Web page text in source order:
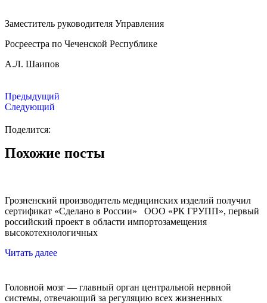
Заместитель руководителя Управления
Росреестра по Чеченской Республике
А.Л. Шаипов
Предыдущий
Следующий
Поделится:
Похожие посты
Грозненский производитель медицинских изделий получил
сертификат «Сделано в России» ООО «РК ГРУПП», первый
российский проект в области импортозамещения
высокотехнологичных
Читать далее
Головной мозг — главный орган центральной нервной
системы, отвечающий за регуляцию всех жизненных